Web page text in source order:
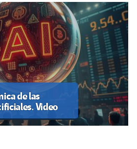
de las
Video